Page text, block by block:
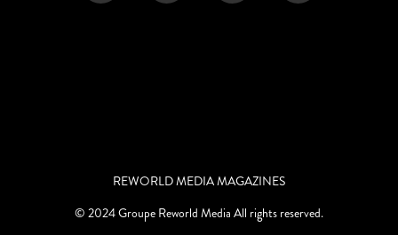
Published by Menta Comunicación y Medios S.A. de C.V. under license of